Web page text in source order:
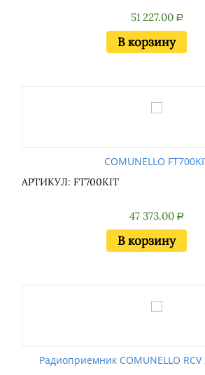
51 227.00 Р
В корзину
COMUNELLO
АРТИКУЛ: FT700KIT
47 373.00 Р
В корзину
Радиоприемник COMUNELLO